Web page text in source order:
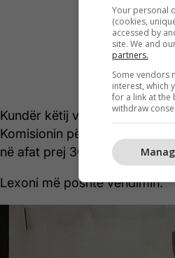
Kundër këtij vendimi pala e
Komisionin për shqyrtimin e
në afat prej 30 ditësh.
Lexoni më poshtë vendimin:
Your personal
(cookies,
accessed by
site. We and
partners.
Some vendors
interest, which
for a link at the
withdraw